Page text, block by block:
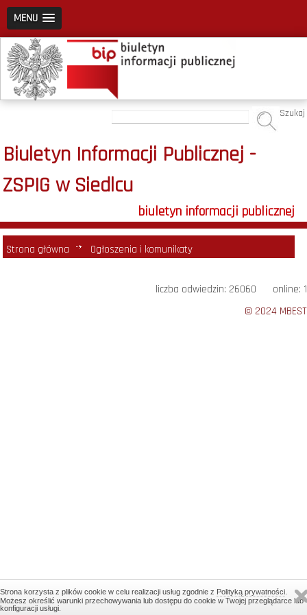
MENU
Strona korzysta z plików cookie w celu realizacji usług zgodnie z Polityką prywatności
Możesz określić warunki przechowywania lub dostępu do cookie w Twojej przeglądarce lub
konfiguracji usługi.
Szukaj
Biuletyn Informacji Publicznej -
ZSPIG w Siedlcu
biuletyn informacji publicznej
Strona główna Ogłoszenia i komunikaty
liczba odwiedzin: 26060 online: 1
© 2024 MBEST